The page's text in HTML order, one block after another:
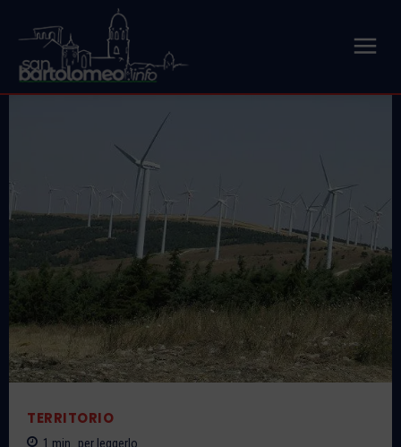
TERRITORIO
1 min. per leggerlo